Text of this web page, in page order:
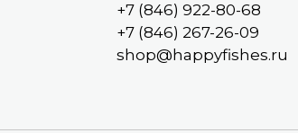
+7 (846) 922-80-68
+7 (846) 267-26-09
shop@happyfishes.ru